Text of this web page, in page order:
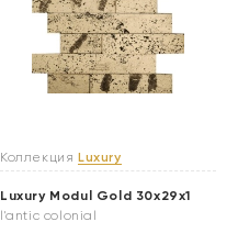
Коллекция Luxury
Luxury Modul Gold 30x29x1
l'antic colonial